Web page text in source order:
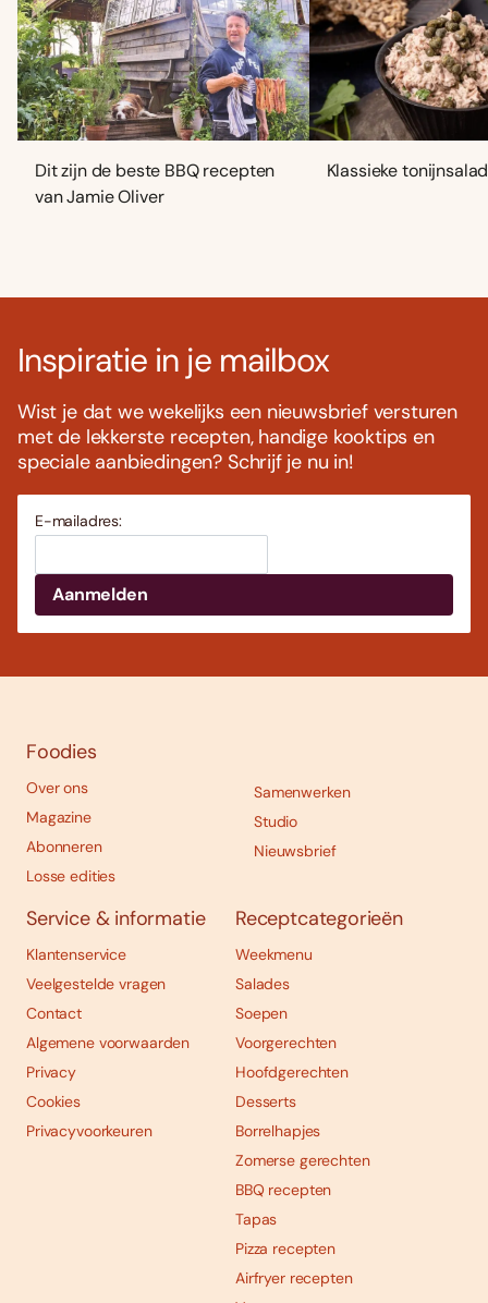
Dit zijn de beste BBQ recepten
van Jamie Oliver
Klassieke
Inspiratie in je mailbox
Wist je dat we wekelijks een nieuwsbrief versturen
met de lekkerste recepten, handige kooktips en
speciale aanbiedingen? Schrijf je nu in!
E-mailadres:
Foodies
Over ons
Magazine
Abonneren
Losse edities
Samenwerken
Studio
Nieuwsbrief
Service & informatie
Klantenservice
Veelgestelde vragen
Contact
Algemene voorwaarden
Privacy
Cookies
Privacyvoorkeuren
Receptcategorieën
Weekmenu
Salades
Soepen
Voorgerechten
Hoofdgerechten
Desserts
Borrelhapjes
Zomerse gerechten
BBQ recepten
Tapas
Pizza recepten
Airfryer recepten